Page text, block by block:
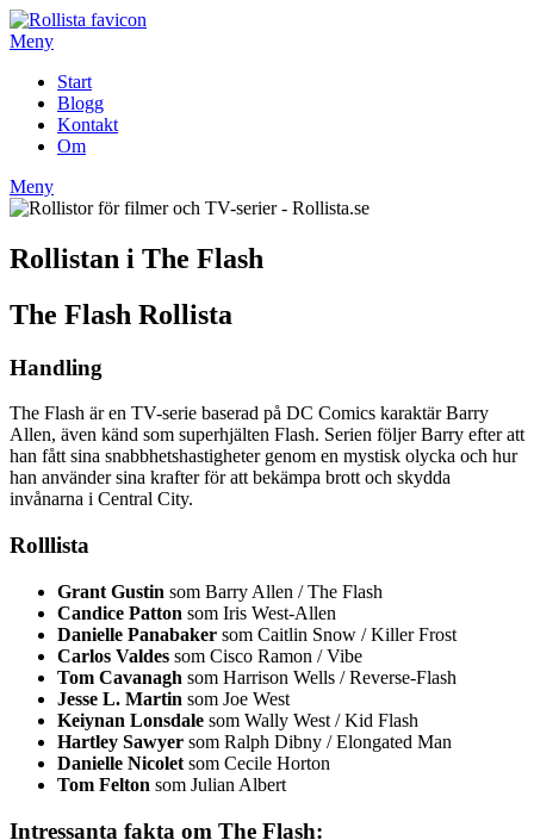
Hoppa
till
Meny
Start
Blogg
Kontakt
Om
Meny
Rollistan i The Flash
The Flash Rollista
Handling
The Flash är en TV-serie baserad på DC Comics karaktär Barry
Allen, även känd som superhjälten Flash. Serien följer Barry efter att
han fått sina snabbhetshastigheter genom en mystisk olycka och hur
han använder sina krafter för att bekämpa brott och skydda
invånarna i Central City.
Rolllista
Grant Gustin som Barry Allen / The Flash
Candice Patton som Iris West-Allen
Danielle Panabaker som Caitlin Snow / Killer Frost
Carlos Valdes som Cisco Ramon / Vibe
Tom Cavanagh som Harrison Wells / Reverse-Flash
Jesse L. Martin som Joe West
Keiynan Lonsdale som Wally West / Kid Flash
Hartley Sawyer som Ralph Dibny / Elongated Man
Danielle Nicolet som Cecile Horton
Tom Felton som Julian Albert
Intressanta fakta om The Flash: